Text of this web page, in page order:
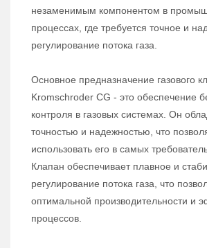
незаменимым компонентом в
процессах, где требуется точное и
регулирование потока газа.
Основное предназначение газового
Kromschroder CG - это обеспечение
контроля в газовых системах. Он
точностью и надежностью, что
использовать его в самых
Клапан обеспечивает плавное и
регулирование потока газа, что
оптимальной производительности и
процессов.